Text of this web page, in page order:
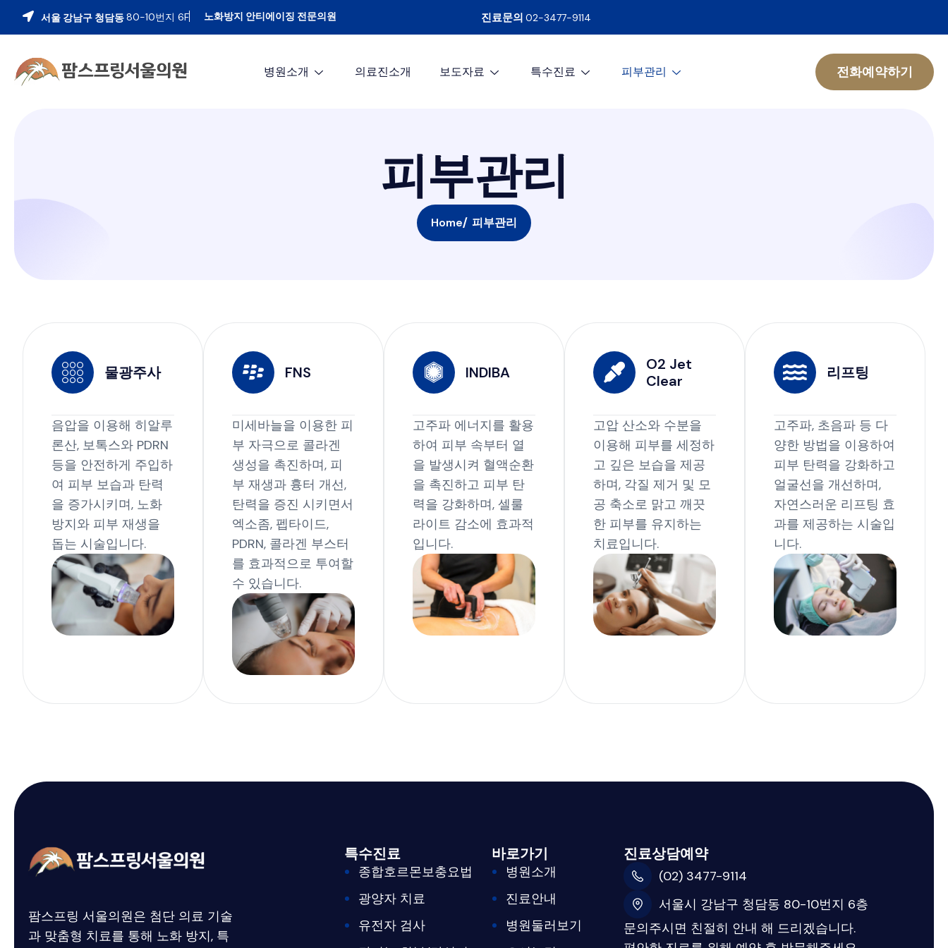
서울 강남구 청담동80-10번지 6F 노화방지 안티에이징 전문의원 진료문의 02-3477-9114
병원소개 의료진소개 보도자료 특수진료 피부관리 전화예약하기
피부관리
Home 피부관리
물광주사
음압을 이용해 히알루
론산, 보톡스와 PDRN
등을 안전하게 주입하
여 피부 보습과 탄력
을 증가시키며, 노화
방지와 피부 재생을
돕는 시술입니다.
FNS
미세바늘을 이용한 피
부 자극으로 콜라겐
생성을 촉진하며, 피
부 재생과 흉터 개선,
탄력을 증진 시키면서
엑소좀, 펩타이드,
PDRN, 콜라겐 부스터
를 효과적으로 투여할
수 있습니다.
INDIBA
고주파 에너지를 활용
하여 피부 속부터 열
을 발생시켜 혈액순환
을 촉진하고 피부 탄
력을 강화하며, 셀룰
라이트 감소에 효과적
입니다.
O2 Jet
Clear
고압 산소와 수분을
이용해 피부를 세정하
고 깊은 보습을 제공
하며, 각질 제거 및 모
공 축소로 맑고 깨끗
한 피부를 유지하는
치료입니다.
리프팅
고주파, 초음파 등 다
양한 방법을 이용하여
피부 탄력을 강화하고
얼굴선을 개선하며,
자연스러운 리프팅 효
과를 제공하는 시술입
니다.
팜스프링 서울의원은 첨단 의료 기술
과 맞춤형 치료를 통해 노화 방지, 특
특수진료
종합호르몬보충요법
광양자 치료
유전자 검사
바로가기
병원소개
진료안내
병원둘러보기
진료상담예약
(02) 3477-9114
서울시 강남구 청담동 80-10번지 6층
문의주시면 친절히 안내 해 드리겠습니다.